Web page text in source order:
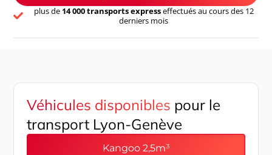
plus de 14 000 transports expresseffectués au cours des 12
derniers mois
Véhicules disponibles pour le
transport Lyon-Genève
Kangoo 2,5m³